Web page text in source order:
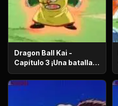
Dragon Ball Kai -
Capítulo 3 ¡Una batalla
de vida o muerte! ¡El
ataque desesperado de